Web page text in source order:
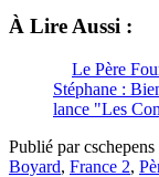
À Lire Aussi :
Le Père
Stéphane :
lance "Les
Publié par
Boyard, France 2,